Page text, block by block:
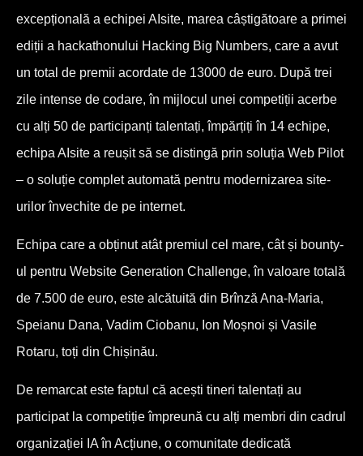
excepțională a echipei AIsite, marea câștigătoare a primei
ediții a hackathonului Hacking Big Numbers, care a avut
un total de premii acordate de 13000 de euro. După trei
zile intense de codare, în mijlocul unei competiții acerbe
cu alți 50 de participanți talentați, împărțiți în 14 echipe,
echipa AIsite a reușit să se distingă prin soluția Web Pilot
– o soluție complet automată pentru modernizarea site-
urilor învechite de pe internet.
Echipa care a obținut atât premiul cel mare, cât și bounty-
ul pentru Website Generation Challenge, în valoare totală
de 7.500 de euro, este alcătuită din Brînză Ana-Maria,
Speianu Dana, Vadim Ciobanu, Ion Moșnoi și Vasile
Rotaru, toți din Chișinău.
De remarcat este faptul că acești tineri talentați au
participat la competiție împreună cu alți membri din cadrul
organizației IA în Acțiune, o comunitate dedicată